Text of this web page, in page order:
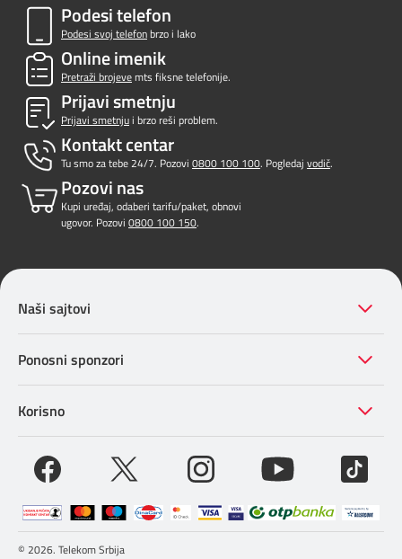
Podesi telefon
Podesi svoj telefonbrzo i lako
Online imenik
Pretraži brojevemts fiksne telefonije.
Prijavi smetnju
Prijavi smetnjui brzo reši problem.
Kontakt centar
Tu smo za tebe 24/7. Pozovi 0800 100 100. Pogledaj vodič.
Pozovi nas
Kupi uređaj, odaberi tarifu/paket, obnovi
ugovor. Pozovi 0800 100 150.
Naši sajtovi
Ponosni sponzori
Korisno
© 2026. Telekom Srbija